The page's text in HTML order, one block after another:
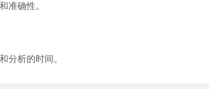
准确性。
析的时间。